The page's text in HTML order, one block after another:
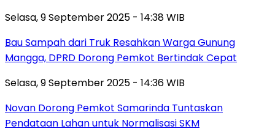
Selasa, 9 September 2025 - 14:38 WIB
Bau Sampah dari Truk Resahkan Warga Gunung
Mangga, DPRD Dorong Pemkot Bertindak Cepat
Selasa, 9 September 2025 - 14:36 WIB
Novan Dorong Pemkot Samarinda Tuntaskan
Pendataan Lahan untuk Normalisasi SKM